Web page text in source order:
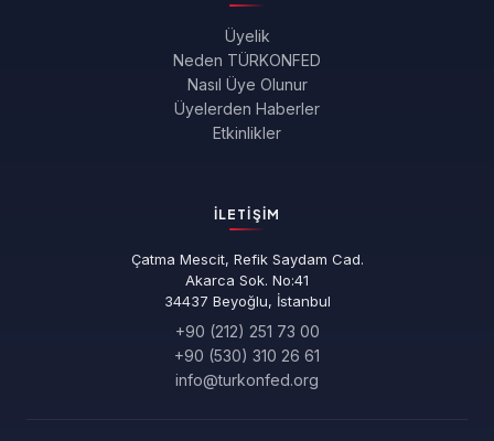
Üyelik
Neden TÜRKONFED
Nasıl Üye Olunur
Üyelerden Haberler
Etkinlikler
İLETIŞIM
Çatma Mescit, Refik Saydam Cad.
Akarca Sok. No:41
34437 Beyoğlu, İstanbul
+90 (212) 251 73 00
+90 (530) 310 26 61
info@turkonfed.org